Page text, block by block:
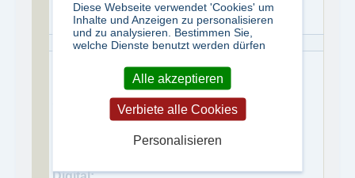
Diese Webseite verwendet 'Cookies' um
Inhalte und Anzeigen zu personalisieren
und zu analysieren. Bestimmen Sie,
welche Dienste benutzt werden dürfen
Alle akzeptieren
Verbiete alle Cookies
Personalisieren